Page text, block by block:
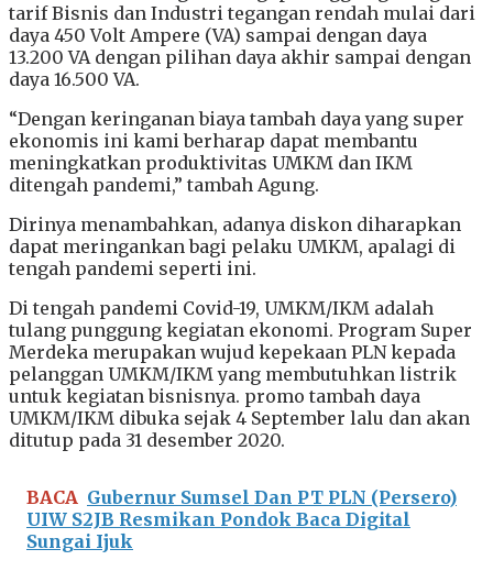
tarif Bisnis dan Industri tegangan rendah mulai dari
daya 450 Volt Ampere (VA) sampai dengan daya
13.200 VA dengan pilihan daya akhir sampai dengan
daya 16.500 VA.
“Dengan keringanan biaya tambah daya yang super
ekonomis ini kami berharap dapat membantu
meningkatkan produktivitas UMKM dan IKM
ditengah pandemi,” tambah Agung.
Dirinya menambahkan, adanya diskon diharapkan
dapat meringankan bagi pelaku UMKM, apalagi di
tengah pandemi seperti ini.
Di tengah pandemi Covid-19, UMKM/IKM adalah
tulang punggung kegiatan ekonomi. Program Super
Merdeka merupakan wujud kepekaan PLN kepada
pelanggan UMKM/IKM yang membutuhkan listrik
untuk kegiatan bisnisnya. promo tambah daya
UMKM/IKM dibuka sejak 4 September lalu dan akan
ditutup pada 31 desember 2020.
BACA Gubernur Sumsel Dan PT PLN (Persero)
UIW S2JB Resmikan Pondok Baca Digital
Sungai Ijuk